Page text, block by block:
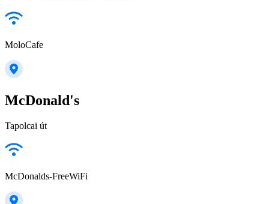
MoloCafe
McDonald's
Tapolcai út
McDonalds-FreeWiFi